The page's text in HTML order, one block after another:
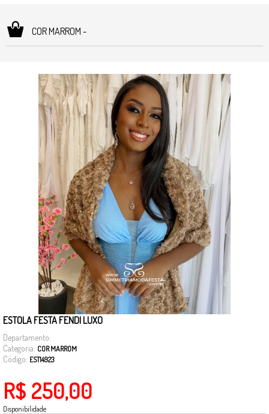
COR MARROM -
ESTOLA FESTA FENDI LUXO
Departamento:
Categoria: COR MARROM
Código: EST14923
R$ 250,00
Disponibilidade